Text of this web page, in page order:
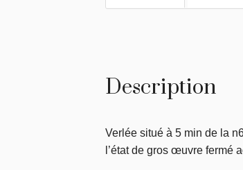
Description
Verlée situé à 5 min de la
l’état de gros œuvre fermé